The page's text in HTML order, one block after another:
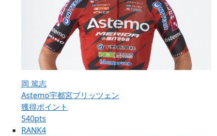
岡 篤志
Astemo宇都宮ブリッツェン
獲得ポイント
540pts
RANK4